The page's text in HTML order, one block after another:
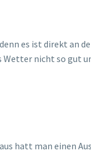
es ist direkt an
Wetter nicht so gut
hatt man einen